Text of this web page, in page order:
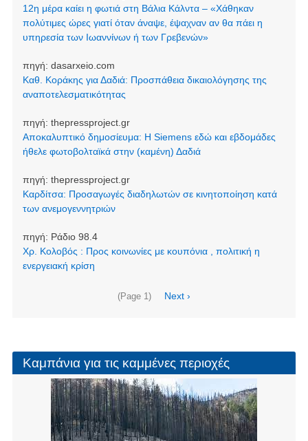
12η μέρα καίει η φωτιά στη Βάλια Κάλντα – «Χάθηκαν
πολύτιμες ώρες γιατί όταν άναψε, έψαχναν αν θα πάει η
υπηρεσία των Ιωαννίνων ή των Γρεβενών»
πηγή: dasarxeio.com
Καθ. Κοράκης για Δαδιά: Προσπάθεια δικαιολόγησης της
αναποτελεσματικότητας
πηγή: thepressproject.gr
Αποκαλυπτικό δημοσίευμα: Η Siemens εδώ και εβδομάδες
ήθελε φωτοβολταϊκά στην (καμένη) Δαδιά
πηγή: thepressproject.gr
Καρδίτσα: Προσαγωγές διαδηλωτών σε κινητοποίηση κατά
των ανεμογεννητριών
πηγή: Ράδιο 98.4
Χρ. Κολοβός : Προς κοινωνίες με κουπόνια , πολιτική η
ενεργειακή κρίση
(Page 1)
Next
Next ›
Καμπάνια για τις καμμένες περιοχές